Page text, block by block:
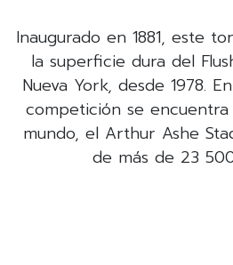
Inaugurado en 1881, este
la superficie dura del
Nueva York, desde 1978.
competición se
mundo, el Arthur Ashe
de más de 23